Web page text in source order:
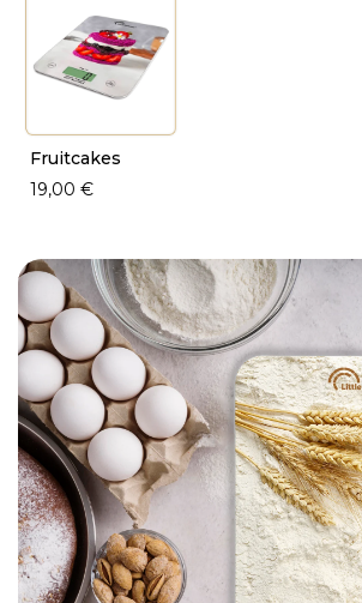
Fruitcakes
19,00 €